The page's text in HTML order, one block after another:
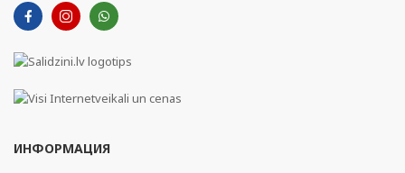
ИНФОРМАЦИЯ